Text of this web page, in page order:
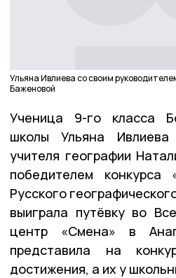
Ульяна Ивлиева со своим
Баженовой
Ученица 9-го класса
школы Ульяна Ивлиева
учителя географии
победителем конкурса
Русского
выиграла путёвку во
центр «Смена» в
представила на
достижения, а их у